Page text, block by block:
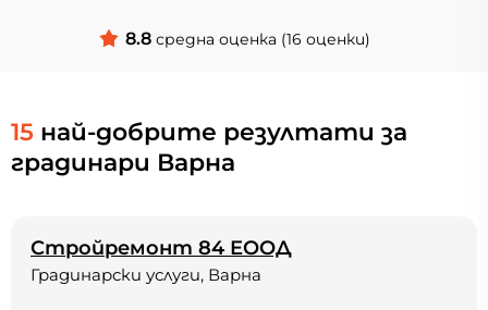
8.8 средна оценка (16 оценки)
15 най-добрите резултати за
градинари Варна
Стройремонт 84 ЕООД
Градинарски услуги, Варна